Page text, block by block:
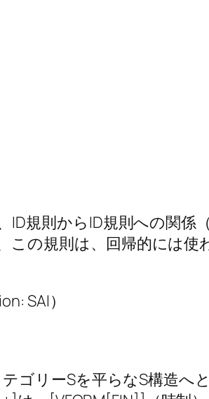
規則からID規則への関係
この規則は、回帰的には
SAI）
ゴリーSを平らなS構造へ